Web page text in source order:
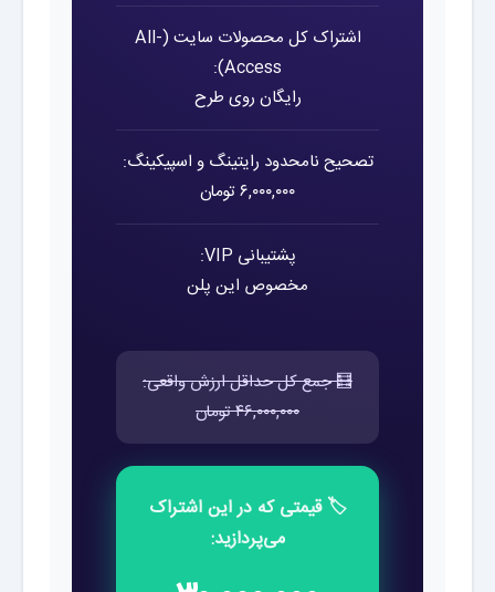
اشتراک کل محصولات سایت (All-
Access):
رایگان روی طرح
تصحیح نامحدود رایتینگ و اسپیکینگ:
۶,۰۰۰,۰۰۰ تومان
پشتیبانی VIP:
مخصوص این پلن
🧮 جمع کل حداقل ارزش واقعی:
۴۶,۰۰۰,۰۰۰ تومان
🏷️ قیمتی که در این اشتراک
می‌پردازید: